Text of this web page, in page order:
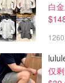
白
仅